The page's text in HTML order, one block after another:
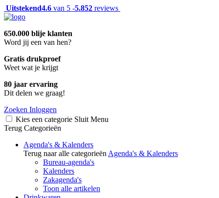
Uitstekend4.6 van 5 -5.852 reviews
650.000 blije klanten
Word jij een van hen?
Gratis drukproef
Weet wat je krijgt
80 jaar ervaring
Dit delen we graag!
Zoeken Inloggen
Kies een categorie Sluit Menu
Terug Categorieën
Agenda's & Kalenders
Terug naar alle categorieën Agenda's & Kalenders
Bureau-agenda's
Kalenders
Zakagenda's
Toon alle artikelen